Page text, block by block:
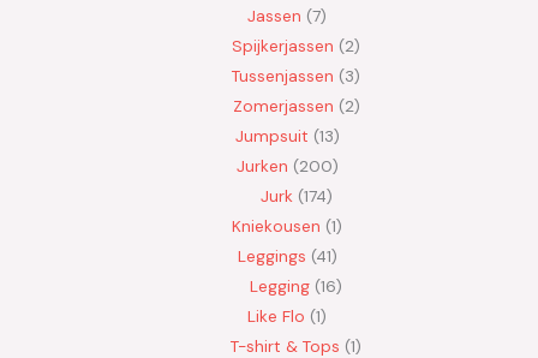
Jassen 7
Spijkerjassen
2
Tussenjassen
3
Zomerjassen 2
Jumpsuit 13
Jurken 200
Jurk 174
Kniekousen 1
Leggings 41
Legging 16
Like Flo 1
T-shirt & Tops 1